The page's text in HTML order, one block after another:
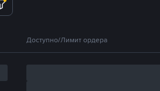
Доступно/Лимит ордера